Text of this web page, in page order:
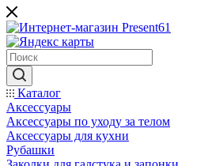
Каталог
Аксессуары
Аксессуары по уходу за телом
Аксессуары для кухни
Рубашки